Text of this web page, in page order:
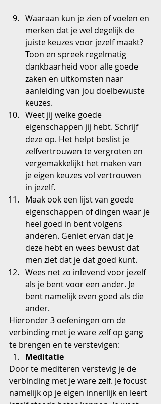
Waaraan kun je zien of voelen en
merken dat je wel degelijk de
juiste keuzes voor jezelf maakt?
Toon en spreek regelmatig
dankbaarheid voor alle goede
zaken en uitkomsten naar
aanleiding van jou doelbewuste
keuzes.
Weet jij welke goede
eigenschappen jij hebt. Schrijf
deze op. Het helpt beslist je
zelfvertrouwen te vergroten en
vergemakkelijkt het maken van
je eigen keuzes vol vertrouwen
in jezelf.
Maak ook een lijst van goede
eigenschappen of dingen waar je
heel goed in bent volgens
anderen. Geniet ervan dat je
deze hebt en wees bewust dat
men ziet dat je dat goed kunt.
Wees net zo inlevend voor jezelf
als je bent voor een ander. Je
bent namelijk even goed als die
ander.
Hieronder 3 oefeningen om de
verbinding met je ware zelf op gang
te brengen en te verstevigen:
Meditatie
Door te mediteren verstevig je de
verbinding met je ware zelf. Je focust
namelijk op je eigen innerlijk en leert